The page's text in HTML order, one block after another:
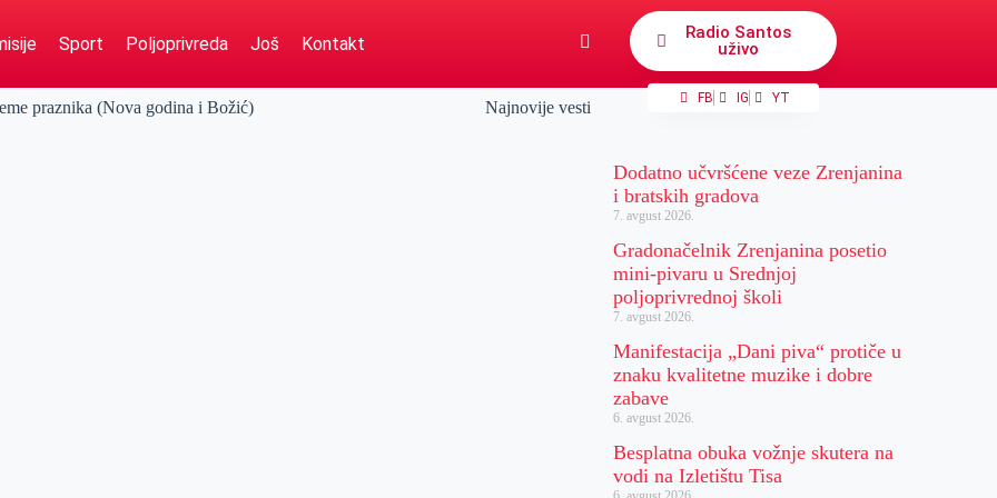
Sport Poljoprivreda Još Kontakt
Radio Santos
uživo
FB IG YT
praznika (Nova godina i Božić) Najnovije vesti
Dodatno učvršćene veze Zrenjanina
i bratskih gradova
7. avgust 2026.
Gradonačelnik Zrenjanina posetio
mini-pivaru u Srednjoj
poljoprivrednoj školi
7. avgust 2026.
Manifestacija „Dani piva“ protiče u
znaku kvalitetne muzike i dobre
zabave
6. avgust 2026.
Besplatna obuka vožnje skutera na
vodi na Izletištu Tisa